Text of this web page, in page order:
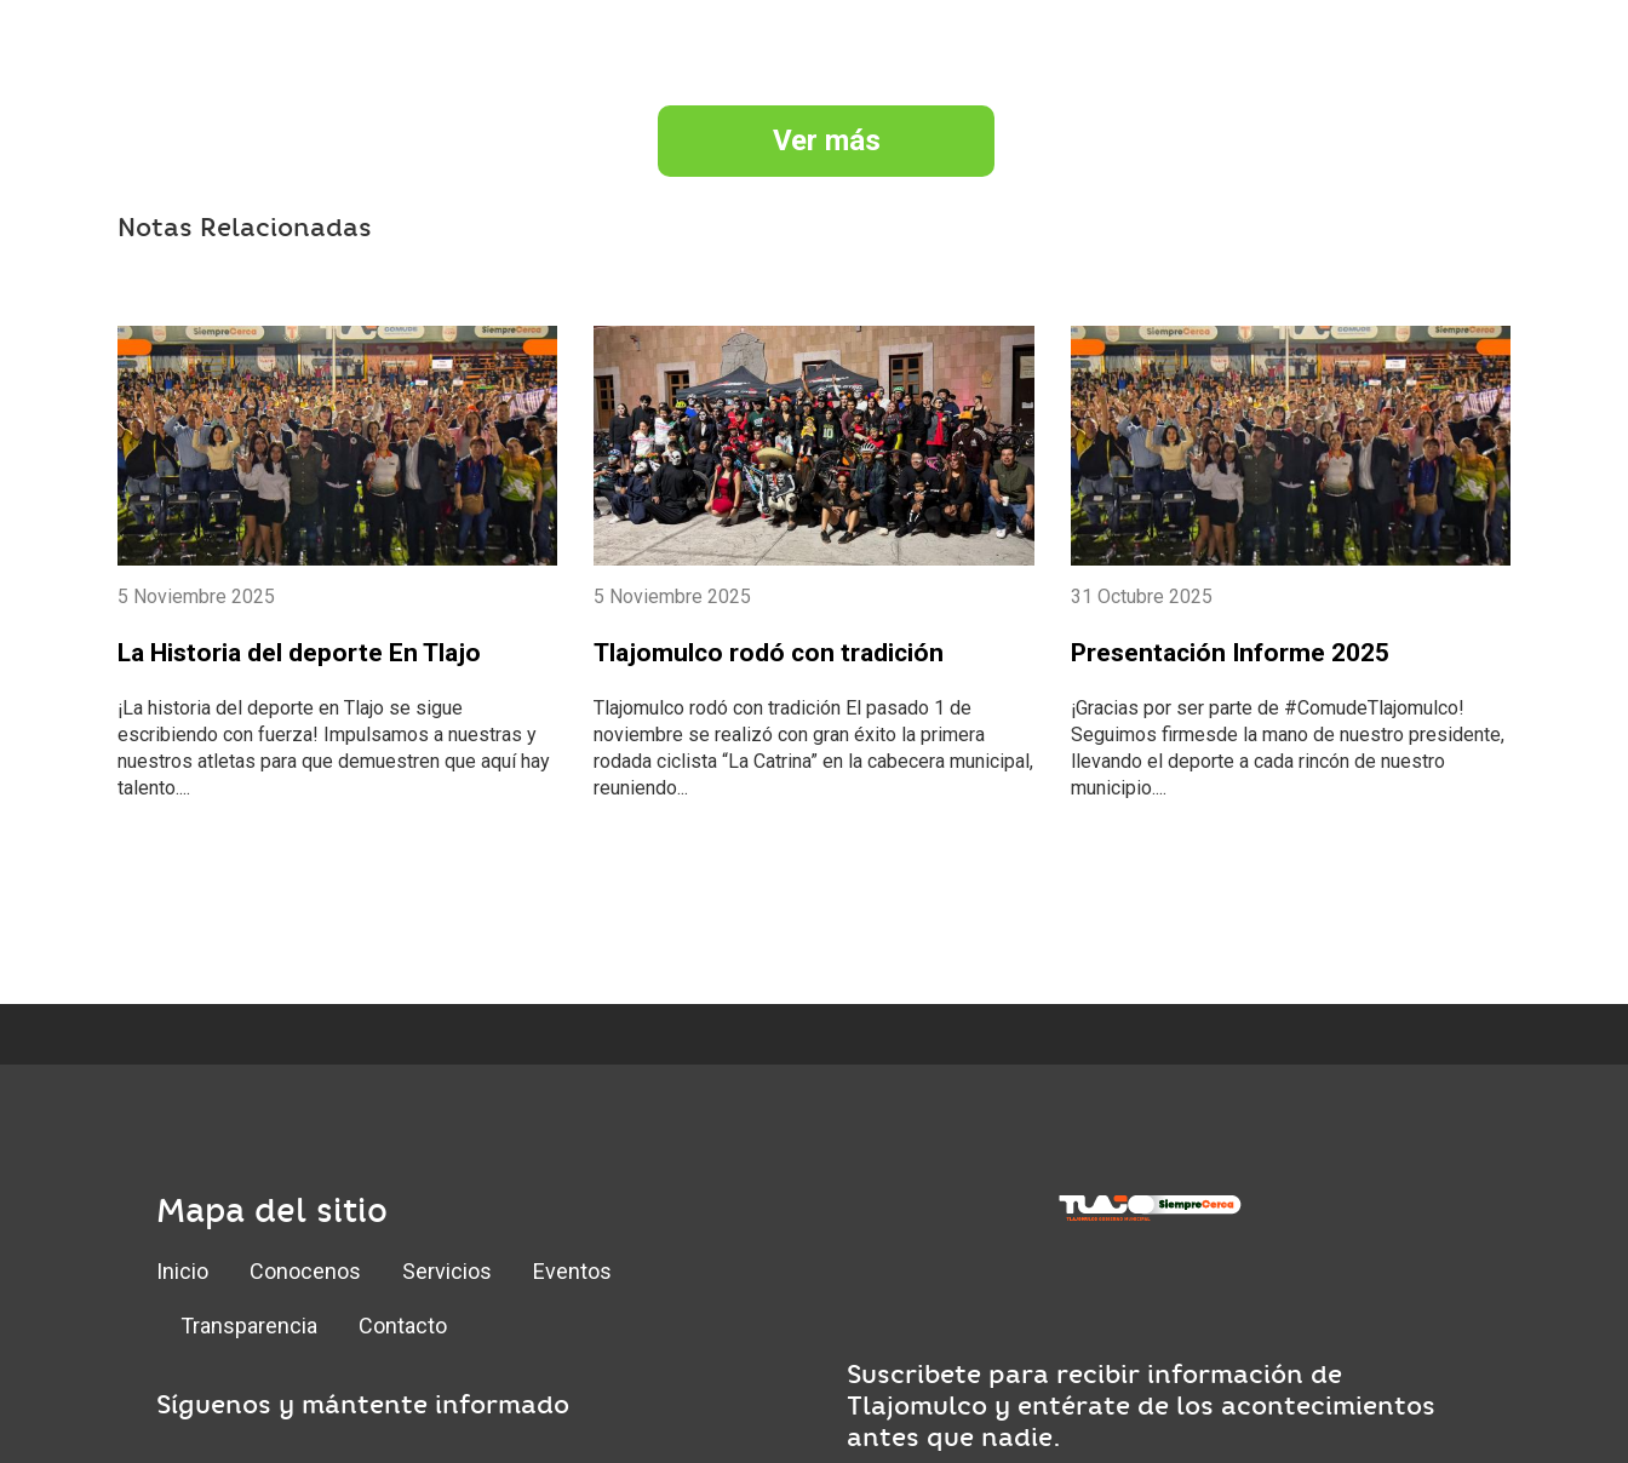
Ver más
Notas Relacionadas
5 Noviembre 2025
La Historia del deporte En Tlajo
¡La historia del deporte en Tlajo se sigue
escribiendo con fuerza! Impulsamos a nuestras y
nuestros atletas para que demuestren que aquí hay
talento....
5 Noviembre 2025
Tlajomulco rodó con tradición
Tlajomulco rodó con tradición El pasado 1 de
noviembre se realizó con gran éxito la primera
rodada ciclista “La Catrina” en la cabecera municipal,
reuniendo...
31 Octubre 2025
Presentación Informe 2025
¡Gracias por ser parte de #ComudeTlajomulco!
Seguimos firmesde la mano de nuestro presidente,
llevando el deporte a cada rincón de nuestro
municipio....
Mapa del sitio
Inicio Conocenos Servicios Eventos
Transparencia Contacto
Síguenos y mántente informado
Suscribete para recibir información de
Tlajomulco y entérate de los acontecimientos
antes que nadie.